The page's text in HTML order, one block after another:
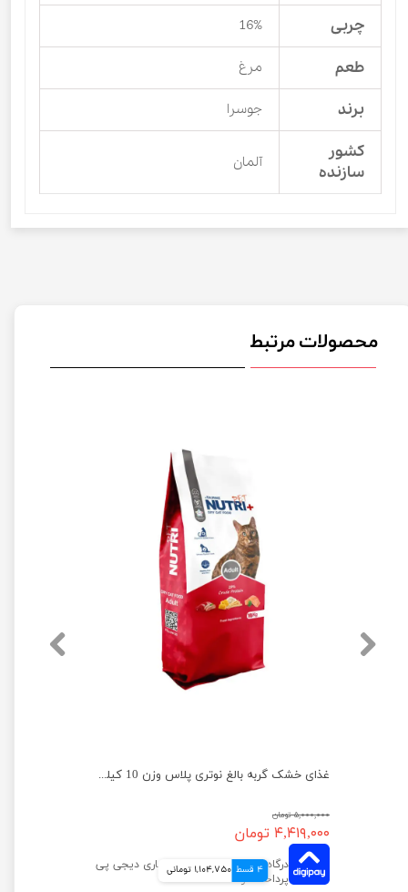
چربی 16%
طعم مرغ
برند جوسرا
کشور
سازنده
آلمان
محصولات مرتبط
غذای خشک گربه بالغ نوتری پلاس وزن 10 کیلوگرم
۵,۰۰۰,۰۰۰ تومان
۴,۴۱۹,۰۰۰ تومان
4 قسط 1,104,750 تومانی